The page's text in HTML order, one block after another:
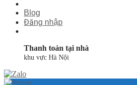
Blog
Đăng nhập
Thanh toán tại nhà
khu vực Hà Nội